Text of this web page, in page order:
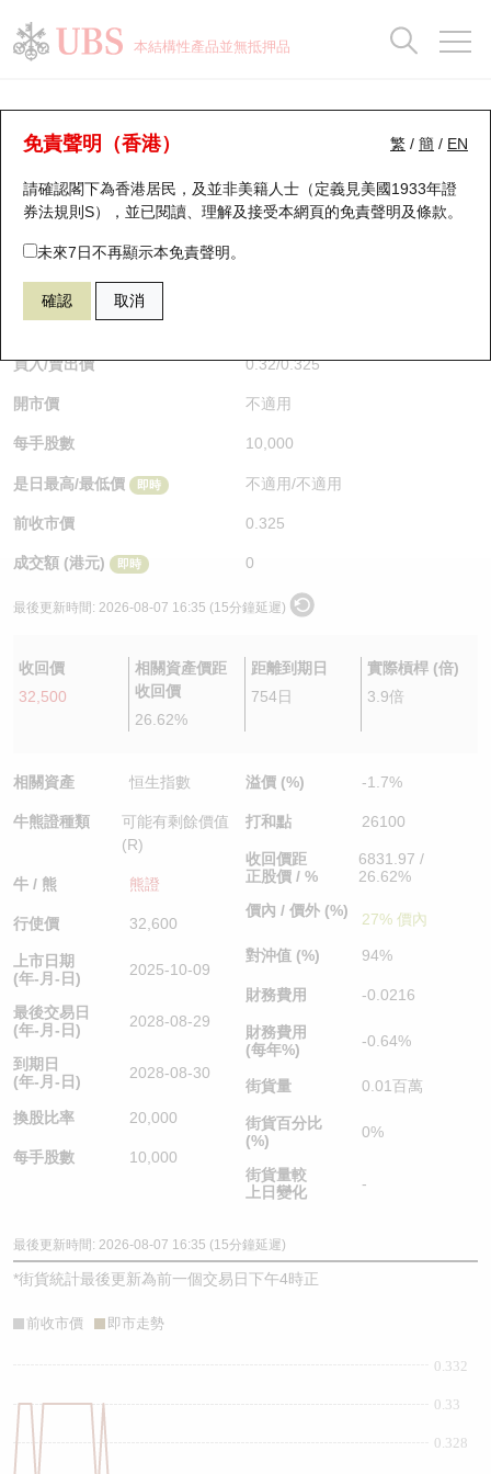
本結構性產品並無抵押品
繁 / 簡 / EN
免責聲明（香港）
請確認閣下為香港居民，及並非美籍人士（定義見美國1933年證
券法規則S），並已閱讀、理解及接受本網頁的免責聲明及條款。
未來7日不再顯示本免責聲明。
確認 取消
牛熊證分析儀
表現 街貨統計 比較
56971 瑞銀熊證 HSI 恒生指數
$0.325 即時
買入/賣出價 0.32/0.325
開市價 不適用
每手股數 10,000
是日最高/最低價 即時 不適用/不適用
前收市價 0.325
成交額 (港元) 即時 0
最後更新時間: 2026-08-07 16:35 (15分鐘延遲)
收回價
32,500
相關資產價距
收回價
26.62%
距離到期日
754日
實際槓桿 (倍)
3.9倍
相關資產 恒生指數
牛熊證種類
可能有剩餘價值
(R)
牛 / 熊 熊證
行使價 32,600
上市日期
(年-月-日)
2025-10-09
最後交易日
(年-月-日)
2028-08-29
到期日
(年-月-日)
2028-08-30
換股比率 20,000
每手股數 10,000
溢價 (%) -1.7%
打和點 26100
收回價距
正股價 / %
6831.97 /
26.62%
價內 / 價外 (%)
27% 價內
對沖值 (%) 94%
財務費用 -0.0216
財務費用
(每年%)
-0.64%
街貨量 0.01百萬
街貨百分比
(%)
0%
街貨量較
上日變化
-
最後更新時間: 2026-08-07 16:35 (15分鐘延遲)
*街貨統計最後更新為前一個交易日下午4時正
前收市價 即市走勢
0.328
0.33
0.332
瑞銀認股證一覽
新發行瑞銀認股證
即將到期認股證
認股證到期結算價查詢
認股證分析儀
認股證速算機
認股證/牛熊證日誌
認股證文件及公告
街貨統計
比較
牛熊全景快搜
牛熊證搜尋
牛熊證街貨分佈圖
正股牛熊證列表
新發行瑞銀牛熊證
已收回牛熊證剩餘價值
牛熊證到期結算價查詢
牛熊證分析儀
牛熊證文件及公告
街貨統計
比較
十大升幅/跌幅
十大認股證成交分佈
十天股證佔大市成交
資金流
街貨統計
三十大平均引伸波幅
正股分析儀
二十大活躍股份
恒指成份股
國指成份股
科指成份股
相關資產沽空
中資ETFs溢價比較
AH 股價對照
持股比重
顯示所有持股比重
每月輪證大市專題
輪證專欄
講座及教育短片
認股證投資者教育
牛熊證投資者教育
認股證牛熊證常問問題